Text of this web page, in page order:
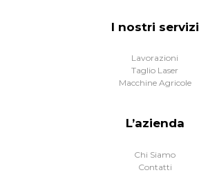
I nostri servizi
Lavorazioni
Taglio Laser
Macchine Agricole
L’azienda
Chi Siamo
Contatti